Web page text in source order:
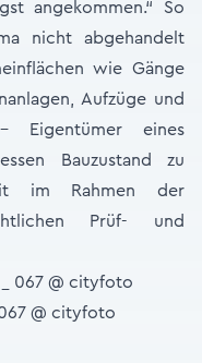
angekommen.“ So
nicht abgehandelt
wie Gänge
Aufzüge und
Eigentümer eines
Bauzustand zu
im Rahmen der
Prüf- und
@ cityfoto